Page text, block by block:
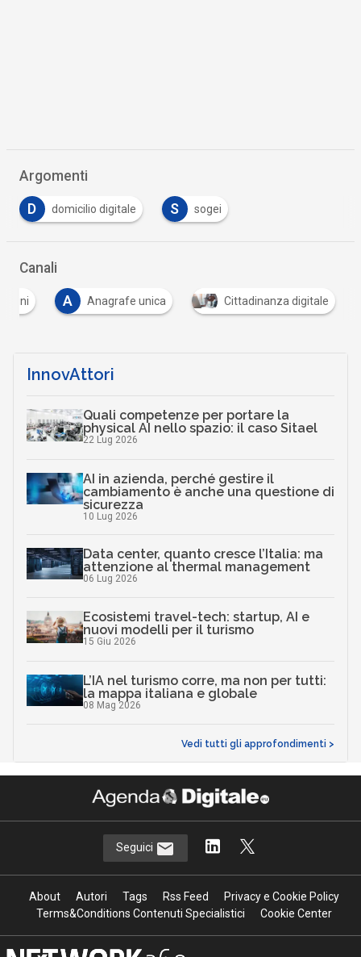
Argomenti
D domicilio digitale S sogei
Canali
A Anagrafe unica Cittadinanza digitale
InnovAttori
Quali competenze per portare la
physical AI nello spazio: il caso Sitael
22 Lug 2026
AI in azienda, perché gestire il
cambiamento è anche una questione di
sicurezza
10 Lug 2026
Data center, quanto cresce l’Italia: ma
attenzione al thermal management
06 Lug 2026
Ecosistemi travel-tech: startup, AI e
nuovi modelli per il turismo
15 Giu 2026
L’IA nel turismo corre, ma non per tutti:
la mappa italiana e globale
08 Mag 2026
Vedi tutti gli approfondimenti >
Seguici
About Autori Tags Rss Feed
Privacy e Cookie Policy
Terms&Conditions Contenuti Specialistici
Cookie Center